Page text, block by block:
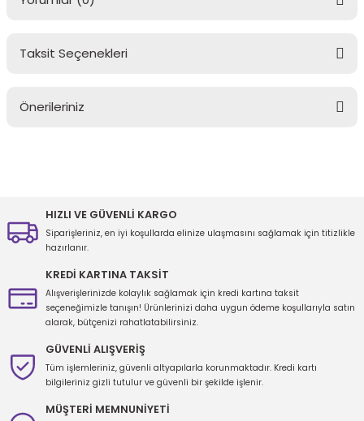
Taksit Seçenekleri
Önerileriniz
Ürün resmi kalitesiz, bozuk veya görüntülenemiyor.
Ürün bilgilerinde hatalar bulunuyor.
Ürün fiyatı diğer sitelerden daha pahalı.
HIZLI VE GÜVENLİ KARGO
Siparişleriniz, en iyi koşullarda elinize ulaşmasını sağlamak için titizlikle
hazırlanır.
KREDİ KARTINA TAKSİT
Alışverişlerinizde kolaylık sağlamak için kredi kartına taksit
seçeneğimizle tanışın! Ürünlerinizi daha uygun ödeme koşullarıyla satın
alarak, bütçenizi rahatlatabilirsiniz.
GÜVENLİ ALIŞVERİŞ
Tüm işlemleriniz, güvenli altyapılarla korunmaktadır. Kredi kartı
bilgileriniz gizli tutulur ve güvenli bir şekilde işlenir.
MÜŞTERİ MEMNUNİYETİ